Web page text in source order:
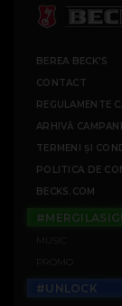
BEREA BECK'S
CONTACT
REGULAMENTE
ARHIVĂ
TERMENI ȘI
POLITICA DE
BECKS.COM
#UNLOCK